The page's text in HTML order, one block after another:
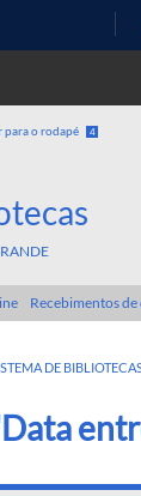
para o rodapé 4
Recebimentos de
DE